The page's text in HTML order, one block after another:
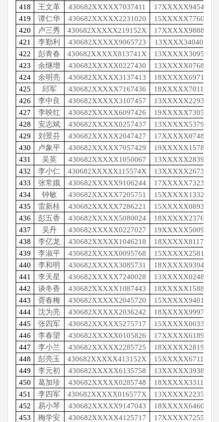
418 王文革 430682XXXXX7037411
17XXXXX9454
419
谭仁华 430682XXXXX2231020
15XXXXX7760
420
卢三秀 430682XXXXX219152X
17XXXXX9888
421
李勤利 430682XXXXX9065723
13XXXX34040
422
彭青春 430682XXXXX813741X
13XXXXX3095
423
余继增 430682XXXXX0227430
13XXXXX0768
424
余明亮 430682XXXXX3137413
18XXXXX6971
425
邱军 430682XXXXX7167436
18XXXXX7011
426
李中良 430682XXXXX3107457
13XXXXX2293
427
李映红 430682XXXXX6097426
19XXXXX7305
428
安志斌 430682XXXXX0257437
13XXXXX5379
429
刘景芬 430682XXXXX2047427
17XXXXX0748
430
卢象平 430682XXXXX7057429
19XXXXX1578
431
吴英 430682XXXXX1050067
13XXXXX2839
432
李小仁 430682XXXXX115574X
13XXXXX2673
433
张常娥 430682XXXXX9106244
17XXXXX7323
434
钟敏 430682XXXXX7205751
15XXXXX1332
435
雷新桂 430682XXXXX7286221
15XXXXX0893
436
彭五香 430682XXXXX5080024
18XXXXX2376
437
吴丹 430682XXXXX0227027
19XXXXX5009
438
李亿龙 430682XXXXX1046218
18XXXXX8117
439
李淑平 430682XXXXX0095768
15XXXXX2581
440
李和明 430682XXXXX3085731
18XXXXX9394
441
李天星 430682XXXXX7240028
13XXXXX0248
442
谈冬香 430682XXXXX1087443
18XXXXX1588
443
胥春梅 430682XXXXX2045720
15XXXXX9401
444
沈为亮 430682XXXXX2036242
18XXXXX9997
445
张四军 430682XXXXX5275717
15XXXXX0033
446
李春望 430682XXXXX0105826
17XXXXX6189
447
李小兰 430682XXXXX2285725
18XXXXX2819
448
彭亮玉 430682XXXXX413152X
15XXXXX6711
449
李元初 430682XXXXX6135758
13XXXXX3938
450
葛加珍 430682XXXXX0285748
18XXXXX3311
451
李四军 430682XXXXX016577X
13XXXXX2235
452
易小琴 430682XXXXX9147043
18XXXXX6460
453
梅学安 430682XXXXX4125717
17XXXXX7255